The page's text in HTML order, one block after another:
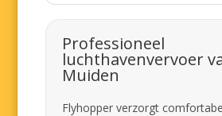
Professioneel
luchthavenvervoer
Muiden
Flyhopper verzorgt